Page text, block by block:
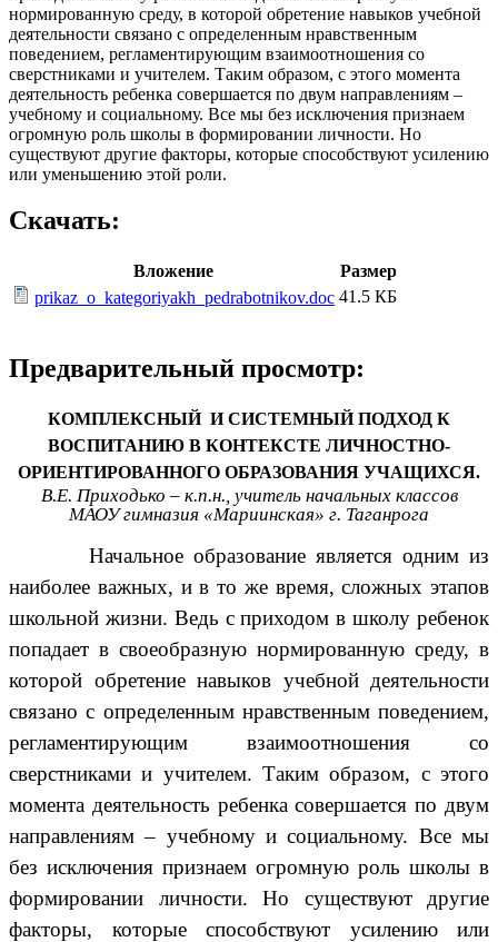
нормированную среду, в которой обретение навыков учебной
деятельности связано с определенным нравственным
поведением, регламентирующим взаимоотношения со
сверстниками и учителем. Таким образом, с этого момента
деятельность ребенка совершается по двум направлениям –
учебному и социальному. Все мы без исключения признаем
огромную роль школы в формировании личности. Но
существуют другие факторы, которые способствуют усилению
или уменьшению этой роли.
Скачать:
Вложение
Размер
prikaz_o_kategoriyakh_pedrabotnikov.doc 41.5 КБ
Предварительный просмотр:
КОМПЛЕКСНЫЙ И СИСТЕМНЫЙ ПОДХОД К
ВОСПИТАНИЮ В КОНТЕКСТЕ ЛИЧНОСТНО-
ОРИЕНТИРОВАННОГО ОБРАЗОВАНИЯ УЧАЩИХСЯ.
В.Е. Приходько – к.п.н., учитель начальных классов
МАОУ гимназия «Мариинская» г. Таганрога
Начальное образование является одним из
наиболее важных, и в то же время, сложных этапов
школьной жизни. Ведь с приходом в школу ребенок
попадает в своеобразную нормированную среду, в
которой обретение навыков учебной деятельности
связано с определенным нравственным поведением,
регламентирующим взаимоотношения со
сверстниками и учителем. Таким образом, с этого
момента деятельность ребенка совершается по двум
направлениям – учебному и социальному. Все мы
без исключения признаем огромную роль школы в
формировании личности. Но существуют другие
факторы, которые способствуют усилению или